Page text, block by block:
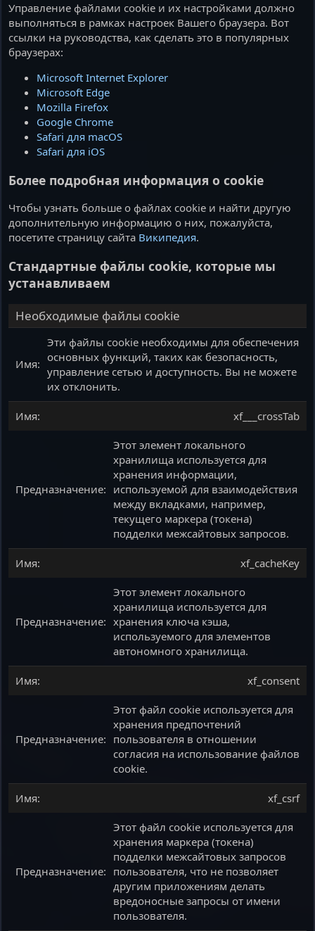
Управление файлами cookie и их настройками должно
выполняться в рамках настроек Вашего браузера. Вот
ссылки на руководства, как сделать это в популярных
браузерах:
Microsoft Internet Explorer
Microsoft Edge
Mozilla Firefox
Google Chrome
Safari для macOS
Safari для iOS
Более подробная информация о cookie
Чтобы узнать больше о файлах cookie и найти другую
дополнительную информацию о них, пожалуйста,
посетите страницу сайта Википедия.
Стандартные файлы cookie, которые мы
устанавливаем
Необходимые файлы cookie
Эти файлы cookie необходимы для обеспечения
основных функций, таких как безопасность,
управление сетью и доступность. Вы не можете
их отклонить.
xf___crossTab
Этот элемент локального
хранилища используется для
хранения информации,
используемой для взаимодействия
между вкладками, например,
текущего маркера (токена)
подделки межсайтовых запросов.
xf_cacheKey
Этот элемент локального
хранилища используется для
хранения ключа кэша,
используемого для элементов
автономного хранилища.
xf_consent
Этот файл cookie используется для
хранения предпочтений
пользователя в отношении
согласия на использование файлов
cookie.
xf_csrf
Этот файл cookie используется для
хранения маркера (токена)
подделки межсайтовых запросов
пользователя, что не позволяет
другим приложениям делать
вредоносные запросы от имени
пользователя.